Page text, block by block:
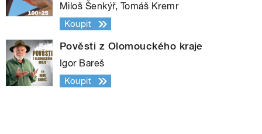
Miloš Šenkýř, Tomáš Kremr
Koupit
Pověsti z Olomouckého kraje
Igor Bareš
Koupit